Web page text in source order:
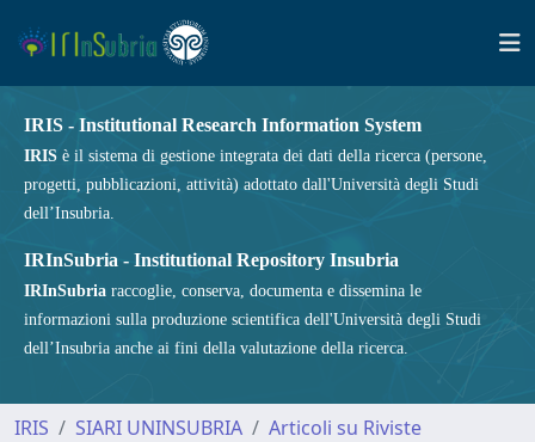
IRIS - Institutional Research Information System
IRIS è il sistema di gestione integrata dei dati della ricerca (persone,
progetti, pubblicazioni, attività) adottato dall'Università degli Studi
dell’Insubria.
IRInSubria - Institutional Repository Insubria
IRInSubria raccoglie, conserva, documenta e dissemina le
informazioni sulla produzione scientifica dell'Università degli Studi
dell’Insubria anche ai fini della valutazione della ricerca.
IRIS SIARI UNINSUBRIA
Articoli su Riviste